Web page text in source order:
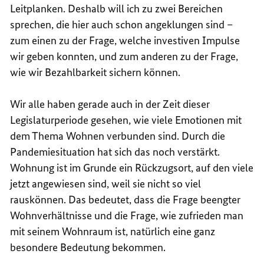
Leitplanken. Deshalb will ich zu zwei Bereichen
sprechen, die hier auch schon angeklungen sind –
zum einen zu der Frage, welche investiven Impulse
wir geben konnten, und zum anderen zu der Frage,
wie wir Bezahlbarkeit sichern können.
Wir alle haben gerade auch in der Zeit dieser
Legislaturperiode gesehen, wie viele Emotionen mit
dem Thema Wohnen verbunden sind. Durch die
Pandemiesituation hat sich das noch verstärkt.
Wohnung ist im Grunde ein Rückzugsort, auf den viele
jetzt angewiesen sind, weil sie nicht so viel
rauskönnen. Das bedeutet, dass die Frage beengter
Wohnverhältnisse und die Frage, wie zufrieden man
mit seinem Wohnraum ist, natürlich eine ganz
besondere Bedeutung bekommen.